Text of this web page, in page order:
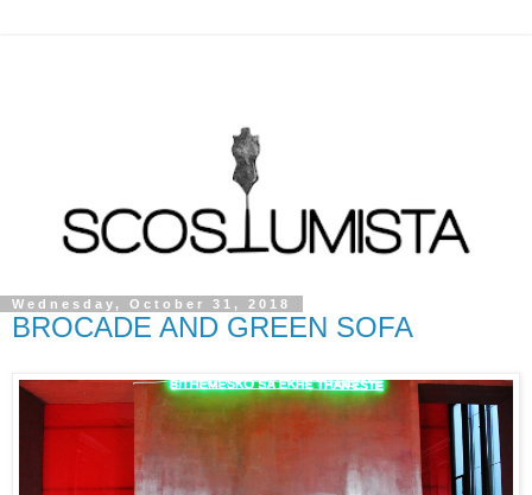
Wednesday, October 31, 2018
BROCADE AND GREEN SOFA